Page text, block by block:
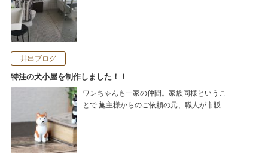
井出ブログ
特注の犬小屋を制作しました！！
ワンちゃんも一家の仲間。家族同様というこ
とで 施主様からのご依頼の元、職人が市販...